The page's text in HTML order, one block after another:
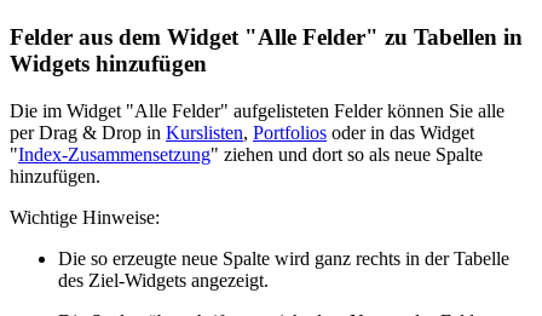
Felder aus dem Widget "Alle Felder" zu Tabellen in
Widgets hinzufügen
Die im Widget "Alle Felder" aufgelisteten Felder können Sie alle
per Drag & Drop in Kurslisten, Portfolios oder in das Widget
"Index-Zusammensetzung" ziehen und dort so als neue Spalte
hinzufügen.
Wichtige Hinweise:
Die so erzeugte neue Spalte wird ganz rechts in der Tabelle
des Ziel-Widgets angezeigt.